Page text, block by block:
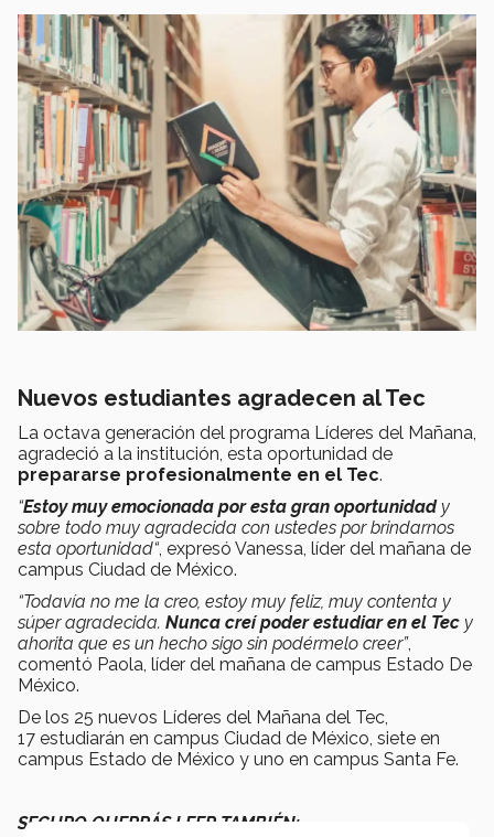
Nuevos estudiantes agradecen al Tec
La octava generación del programa Líderes del Mañana,
agradeció a la institución, esta oportunidad de
prepararse profesionalmente en el Tec.
“Estoy muy emocionada por esta gran oportunidady
sobre todo muy agradecida con ustedes por brindarnos
esta oportunidad“ , expresó Vanessa, líder del mañana de
campus Ciudad de México.
“Todavía no me la creo, estoy muy feliz, muy contenta y
súper agradecida. Nunca creí poder estudiar en el Tec y
ahorita que es un hecho sigo sin podérmelo creer”,
comentó Paola, líder del mañana de campus Estado De
México.
De los 25 nuevos Líderes del Mañana del Tec,
17 estudiarán en campus Ciudad de México, siete en
campus Estado de México y uno en campus Santa Fe.
SEGURO QUERRÁS LEER TAMBIÉN: